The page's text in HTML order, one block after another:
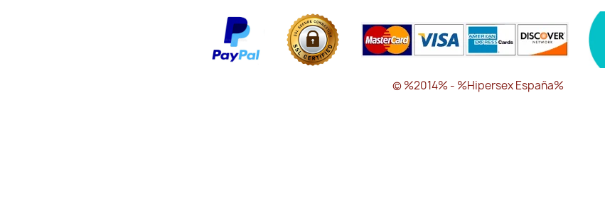
© %2014% - %Hipersex España%